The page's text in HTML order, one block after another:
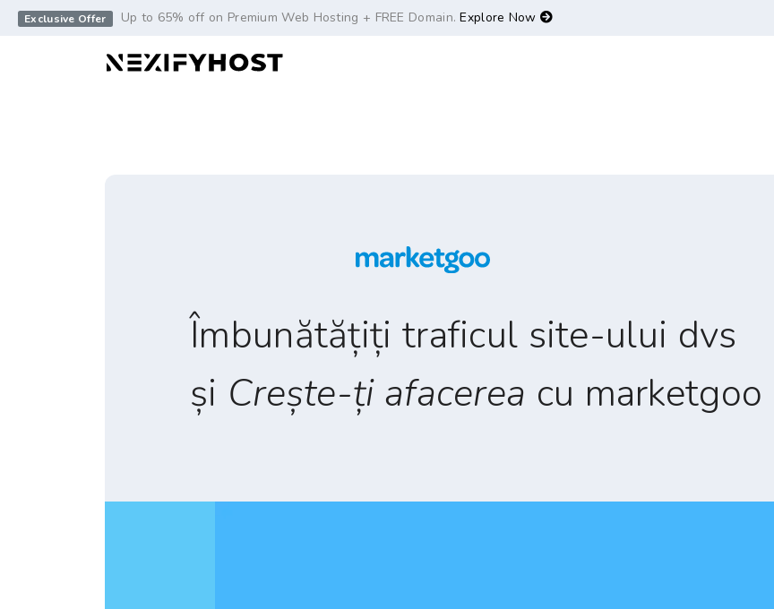
Exclusive Offer Up to 65% off on Premium Web Hosting + FREE Domain.Explore Now
-->
Îmbunătățiți traficul site-ului dvs
și Crește-ți afacerea cu marketgoo